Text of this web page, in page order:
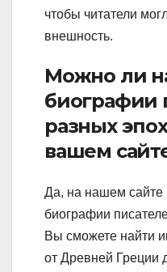
чтобы читатели
внешность.
Можно ли
биографии
разных
вашем
Да, на нашем сайте
биографии
Вы сможете найти
от Древней Греции